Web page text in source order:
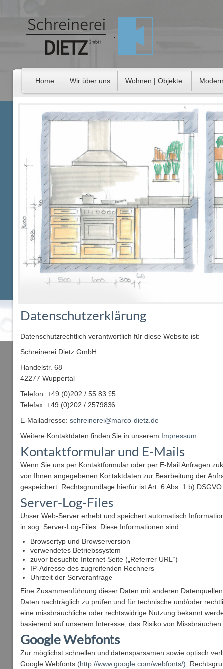
Home Wir über uns Wohnen | Objekte
Datenschutzerklärung
Datenschutzrechtlich verantwortlich für diese Website ist:
Schreinerei Dietz GmbH
Handelstr. 68
42277 Wuppertal
Telefon: +49 (0)202 / 55 83 95
Telefax: +49 (0)202 / 2579836
E-Mailadresse: schreinerei@marco-dietz.de
Weitere Kontaktdaten finden Sie in unserem Impressum
Kontaktformular und E-Mails
Wenn Sie uns per Kontaktformular oder per E-Mail Anfragen
von Ihnen angegebenen Kontaktdaten zur Bearbeitung der
gespeichert. Rechtsgrundlage hierfür ist Art. 6 Abs. 1 b)
Server-Log-Files
Unser Web-Server erhebt und speichert automatisch
in sog. Server-Log-Files. Diese Informationen sind:
Browsertyp und Browserversion
verwendetes Betriebssystem
zuvor besuchte Internet-Seite („Referrer URL“)
IP-Adresse des zugreifenden Rechners
Uhrzeit der Serveranfrage
Eine Zusammenführung dieser Daten mit anderen
Daten nachträglich zu prüfen und für technische und/oder
eine missbräuchliche oder rechtswidrige Nutzung bekannt
basierend auf unserem Interesse, das Risiko von
Google Webfonts
Zur möglichst schnellen und datensparsamen sowie optisch
Google Webfonts (http://www.google.com/webfonts/) .